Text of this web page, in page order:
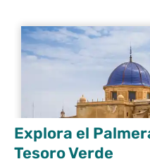
Explora el
Tesoro Verde